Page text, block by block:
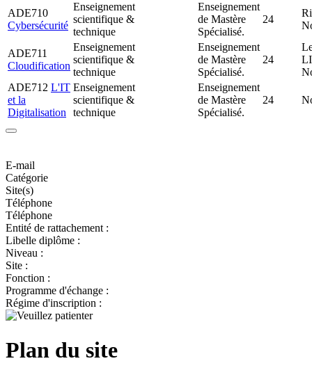
ADE710
Cybersécurité
Enseignement
scientifique &
technique
Enseignement
de Mastère
Spécialisé.
24
ADE711
Cloudification
Enseignement
scientifique &
technique
Enseignement
de Mastère
Spécialisé.
24
ADE712 L'IT
et la
Digitalisation
Enseignement
scientifique &
technique
Enseignement
de Mastère
Spécialisé.
24
E-mail
Catégorie
Site(s)
Téléphone
Téléphone
Entité de rattachement :
Libelle diplôme :
Niveau :
Site :
Fonction :
Programme d'échange :
Régime d'inscription :
Plan du site